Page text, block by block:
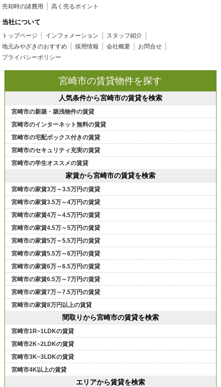
売却時の諸費用
高く売るポイント
当社について
トップページ インフォメーション
スタッフ紹介
地元みやざきのおすすめ
採用情報 会社概要
お問合せ
プライバシーポリシー
宮崎市の賃貸物件を探す
人気条件から宮崎市の賃貸を検索
宮崎市の新築・築浅物件の賃貸
宮崎市のインターネット無料の賃貸
宮崎市の宅配ボックス付きの賃貸
宮崎市のセキュリティ充実の賃貸
宮崎市の学生オススメの賃貸
家賃から宮崎市の賃貸を検索
宮崎市の家賃3万～3.5万円の賃貸
宮崎市の家賃3.5万～4万円の賃貸
宮崎市の家賃4万～4.5万円の賃貸
宮崎市の家賃4.5万～5万円の賃貸
宮崎市の家賃5万～5.5万円の賃貸
宮崎市の家賃5.5万～6万円の賃貸
宮崎市の家賃6万～6.5万円の賃貸
宮崎市の家賃6.5万～7万円の賃貸
宮崎市の家賃7万～7.5万円の賃貸
宮崎市の家賃8万円以上の賃貸
間取りから宮崎市の賃貸を検索
宮崎市1R~1LDKの賃貸
宮崎市2K~2LDKの賃貸
宮崎市3K~3LDKの賃貸
宮崎市4K以上の賃貸
エリアから賃貸を検索